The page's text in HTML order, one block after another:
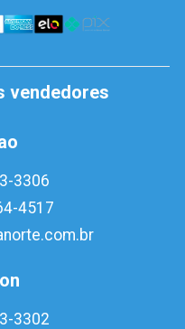
vendedores
3306
4517
3302